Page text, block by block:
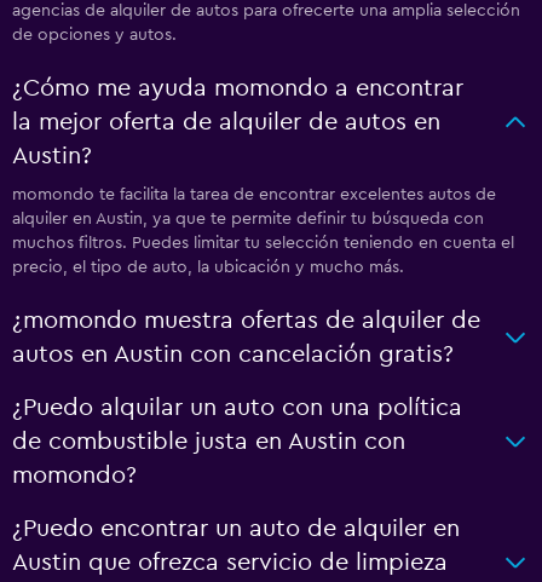
agencias de alquiler de autos para ofrecerte una amplia selección
de opciones y autos.
¿Cómo me ayuda momondo a encontrar
la mejor oferta de alquiler de autos en
Austin?
momondo te facilita la tarea de encontrar excelentes autos de
alquiler en Austin, ya que te permite definir tu búsqueda con
muchos filtros. Puedes limitar tu selección teniendo en cuenta el
precio, el tipo de auto, la ubicación y mucho más.
¿momondo muestra ofertas de alquiler de
autos en Austin con cancelación gratis?
¿Puedo alquilar un auto con una política
de combustible justa en Austin con
momondo?
¿Puedo encontrar un auto de alquiler en
Austin que ofrezca servicio de limpieza